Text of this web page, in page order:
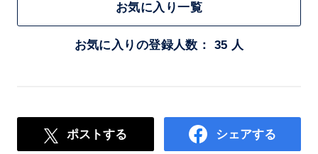
お気に入り一覧
お気に入りの登録人数： 35 人
ポストする シェアする